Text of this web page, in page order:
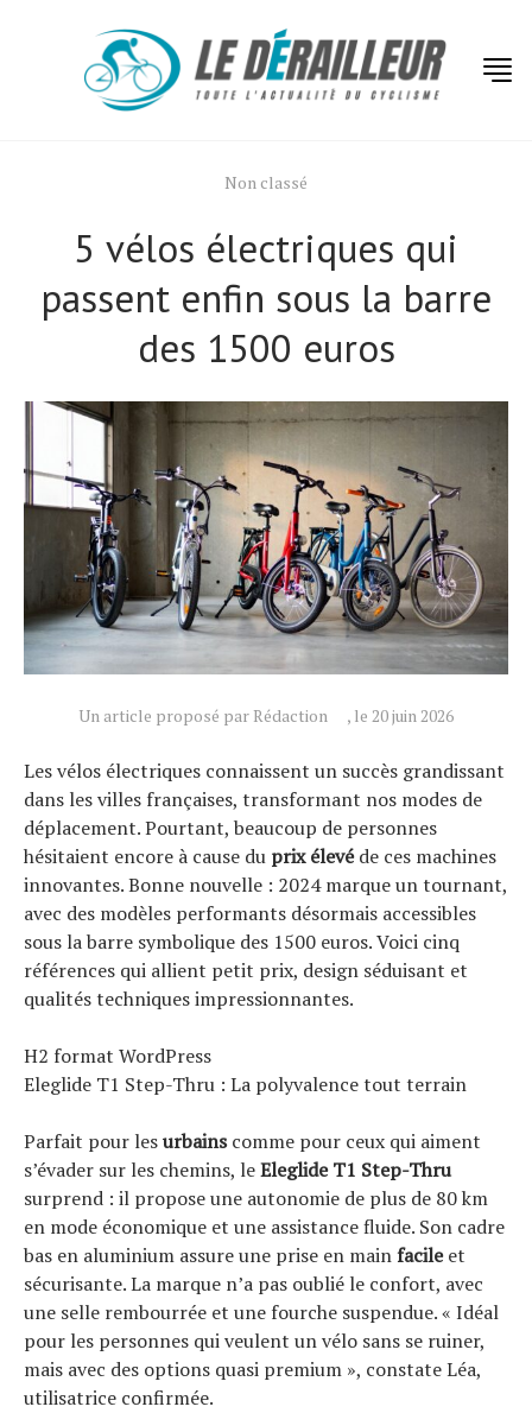
Non classé
5 vélos électriques qui
passent enfin sous la barre
des 1500 euros
Un article proposé par Rédaction , le 20 juin 2026
Les vélos électriques connaissent un succès grandissant
dans les villes françaises, transformant nos modes de
déplacement. Pourtant, beaucoup de personnes
hésitaient encore à cause du prix élevéde ces machines
innovantes. Bonne nouvelle : 2024 marque un tournant,
avec des modèles performants désormais accessibles
sous la barre symbolique des 1500 euros. Voici cinq
références qui allient petit prix, design séduisant et
qualités techniques impressionnantes.
H2 format WordPress
Eleglide T1 Step-Thru : La polyvalence tout terrain
Parfait pour lesurbainscomme pour ceux qui aiment
s’évader sur les chemins, leEleglide T1 Step-Thru
surprend : il propose une autonomie de plus de 80 km
en mode économique et une assistance fluide. Son cadre
bas en aluminium assure une prise en mainfacileet
sécurisante. La marque n’a pas oublié le confort, avec
une selle rembourrée et une fourche suspendue. « Idéal
pour les personnes qui veulent un vélo sans se ruiner,
mais avec des options quasi premium », constate Léa,
utilisatrice confirmée.
Technologies
Tests de produits
Tendances
Tous nos articles
À propos